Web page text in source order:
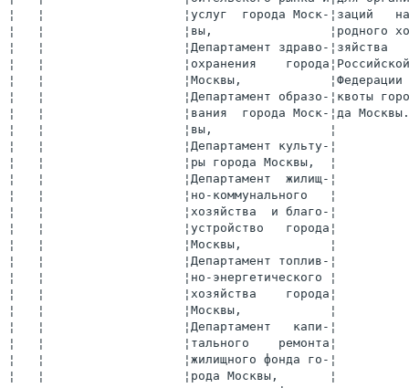
¦   ¦                   ¦рода Москвы,       ¦           ¦        ¦
¦   ¦                   ¦Департамент физиче-¦           ¦        ¦
¦   ¦                   ¦ской   культуры   и¦           ¦        ¦
¦   ¦                   ¦спорта города Моск-¦           ¦        ¦
¦   ¦                   ¦вы,                ¦           ¦        ¦
¦   ¦                   ¦префектуры админис-¦           ¦        ¦
¦   ¦                   ¦тративных   округов¦           ¦        ¦
¦   ¦                   ¦города Москвы      ¦           ¦        ¦
+---+-------------------+-------------------+-----------+--------+
¦21 ¦Направление  в  Де-¦Департамент поддер-¦Ежегодно до¦ 2.6.3. ¦
¦   ¦партамент поддержки¦жки и развития  ма-¦15 февраля ¦        ¦
¦   ¦и развития малого и¦лого   и   среднего¦           ¦        ¦
¦   ¦среднего предприни-¦предпринимательства¦           ¦        ¦
¦   ¦мательства   города¦города Москвы,     ¦           ¦        ¦
¦   ¦Москвы  предложений¦Департамент науки и¦           ¦        ¦
¦   ¦по тематике  обуче-¦промышленной  поли-¦           ¦        ¦
¦   ¦ния персонала субъ-¦тики города Москвы,¦           ¦        ¦
¦   ¦ектов   малого    и¦Департамент  потре-¦           ¦        ¦
¦   ¦среднего предприни-¦бительского рынка и¦           ¦        ¦
¦   ¦мательства, работа-¦услуг  города Моск-¦           ¦        ¦
¦   ¦ющих в соответству-¦вы,                ¦           ¦        ¦
¦   ¦ющих сферах городс-¦Департамент здраво-¦           ¦        ¦
¦   ¦кого  хозяйства,  с¦охранения    города¦           ¦        ¦
¦   ¦целью    разработки¦Москвы,            ¦           ¦        ¦
¦   ¦специальных учебных¦Департамент культу-¦           ¦        ¦
¦   ¦программ           ¦ры города Москвы,  ¦           ¦        ¦
¦   ¦                   ¦Департамент топлив-¦           ¦        ¦
¦   ¦                   ¦но-энергетического ¦           ¦        ¦
¦   ¦                   ¦хозяйства    города¦           ¦        ¦
¦   ¦                   ¦Москвы,            ¦           ¦        ¦
¦   ¦                   ¦Департамент  жилищ-¦           ¦        ¦
¦   ¦                   ¦но-коммунального   ¦           ¦        ¦
¦   ¦                   ¦хозяйства  и благо-¦           ¦        ¦
¦   ¦                   ¦устройства   города¦           ¦        ¦
¦   ¦                   ¦Москвы,            ¦           ¦        ¦
¦   ¦                   ¦Департамент   капи-¦           ¦        ¦
¦   ¦                   ¦тального    ремонта¦           ¦        ¦
¦   ¦                   ¦жилищного фонда го-¦           ¦        ¦
¦   ¦                   ¦рода Москвы,       ¦           ¦        ¦
¦   ¦                   ¦префектуры админис-¦           ¦        ¦
¦   ¦                   ¦тративных   округов¦           ¦        ¦
¦   ¦                   ¦города Москвы      ¦           ¦        ¦
+---+-------------------+-------------------+-----------+--------+
¦22 ¦Разработка    новых¦Департамент поддер-¦ Ежегодно  ¦ 2.6.3. ¦
¦   ¦образовательных    ¦жки и развития  ма-¦           ¦ 2.6.4. ¦
¦   ¦программ,   учебно-¦лого   и   среднего¦           ¦ 2.6.5. ¦
¦   ¦методических  мате-¦предпринимательства¦           ¦        ¦
¦   ¦риалов, пособий,  в¦города Москвы      ¦           ¦        ¦
¦   ¦том числе на элект-¦                   ¦           ¦        ¦
¦   ¦ронных носителях   ¦                   ¦           ¦        ¦
+---+-------------------+-------------------+-----------+--------+
¦23 ¦Размещение информа-¦Департамент поддер-¦ 2010-2012 ¦ 2.6.1. ¦
¦   ¦ции   о  проводимых¦жки и развития  ма-¦    гг.    ¦ 2.6.2. ¦
¦   ¦мероприятиях по об-¦лого   и   среднего¦           ¦        ¦
¦   ¦разовательной  под-¦предпринимательства¦           ¦        ¦
¦   ¦держке  на объектах¦города Москвы,     ¦           ¦        ¦
¦   ¦наружной рекламы  и¦Комитет    рекламы,¦           ¦        ¦
¦   ¦информации в рамках¦информации и оформ-¦           ¦        ¦
¦   ¦решений Межведомст-¦ления города Москвы¦           ¦        ¦
¦   ¦венной     комиссии¦                   ¦           ¦        ¦
¦   ¦Правительства Моск-¦                   ¦           ¦        ¦
¦   ¦вы по вопросам рас-¦                   ¦           ¦        ¦
¦   ¦пространения рекла-¦                   ¦           ¦        ¦
¦   ¦мы                 ¦                   ¦           ¦        ¦
+---+-------------------+-------------------+-----------+--------+
¦24 ¦Освещение  на  мос-¦Департамент поддер-¦ 2010-2012 ¦ 2.6.1. ¦
¦   ¦ковских теле- и ра-¦жки и развития  ма-¦    гг.    ¦ 2.6.2. ¦
¦   ¦диоканалах меропри-¦лого   и   среднего¦           ¦        ¦
¦   ¦ятий  по подготовке¦предпринимательства¦           ¦        ¦
¦   ¦кадров для малого и¦города Москвы,     ¦           ¦        ¦
¦   ¦среднего предприни-¦Пресс-служба Мэра и¦           ¦        ¦
¦   ¦мательства в городе¦Правительства Моск-¦           ¦        ¦
¦   ¦Москве, включая ре-¦вы                 ¦           ¦        ¦
¦   ¦ализацию Государст-¦                   ¦           ¦        ¦
¦   ¦венного плана      ¦                   ¦           ¦        ¦
+---+-------------------+-------------------+-----------+--------+
¦25 ¦Организация городс-¦Департамент образо-¦ Ежегодно  ¦   -    ¦
¦   ¦кого  конкурса   на¦вания  города Моск-¦           ¦        ¦
¦   ¦лучший предпринима-¦вы,                ¦           ¦        ¦
¦   ¦тельский     проект¦Департамент поддер-¦           ¦        ¦
¦   ¦учащейся  и студен-¦жки и развития  ма-¦           ¦        ¦
¦   ¦ческой молодежи    ¦лого   и   среднего¦           ¦        ¦
¦   ¦                   ¦предпринимательства¦           ¦        ¦
¦   ¦                   ¦города Москвы      ¦           ¦        ¦
L---+-------------------+-------------------+-----------+---------



                              Приложение 3
                              к постановлению Правительства Москвы
                              от 4 мая 2010 г. N 353-ПП


                        Внесение изменений
       в приложение 1 к постановлению Правительства Москвы
                  от 4 августа 2009 г. N 724-ПП
       "О Городской целевой программе развития и поддержки
      малого и среднего предпринимательства в городе Москве
                        на 2010-2012 гг."

-----------T-----------------------------------------------------¬
¦Финансовое¦Общий объем финансирования* 111728,3 млн. рублей,    ¦
¦обеспече- ¦в том числе по годам реализации:                     ¦
¦ние Прог- +--------------------T-------T-------T-------T--------+
¦раммы     ¦По источникам       ¦2010   ¦2011   ¦2012   ¦Всего   ¦
¦          ¦финансирования      ¦       ¦       ¦       ¦        ¦
+----------+--------------------+-------+-------+-------+--------+
¦    1     ¦         2          ¦   3   ¦   4   ¦   5   ¦   6    ¦
+----------+--------------------+-------+-------+-------+--------+
¦          ¦Бюджет города Москвы¦ 2310,0¦ 2584,2¦ 2790,9¦  7685,1¦
¦          +--------------------+-------+-------+-------+--------+
¦          ¦В том числе по от-  ¦       ¦       ¦       ¦        ¦
¦          ¦дельным статьям рас-¦       ¦       ¦       ¦        ¦
¦          ¦ходов:              ¦       ¦       ¦       ¦        ¦
¦          +--------------------+-------+-------+-------+--------+
¦          ¦0412 5223202 (бюд-  ¦  160,0¦  100,0¦  100,0¦   360,0¦
¦          ¦жетные инвестиции)  ¦       ¦       ¦       ¦        ¦
¦          +--------------------+-------+-------+-------+--------+
¦          ¦0412 5223202 006    ¦ 1735,6¦ 1985,9¦ 2087,3¦  5808,8¦
¦          ¦(субсидии)          ¦       ¦       ¦       ¦        ¦
¦          +--------------------+-------+-------+-------+--------+
¦          ¦В том числе по      ¦       ¦       ¦       ¦        ¦
¦          ¦отдельным разделам и¦       ¦       ¦       ¦        ¦
¦          ¦статьям расходов (по¦       ¦       ¦       ¦        ¦
¦          ¦кодам бюджетной     ¦       ¦       ¦       ¦        ¦
¦          ¦классификации):     ¦       ¦       ¦       ¦        ¦
¦          ¦162 0412 5223201    ¦  258,6¦  279,3¦  309,1¦   847,0¦
¦          ¦(Создание общих ус- ¦       ¦       ¦       ¦        ¦
¦          ¦ловий для развития  ¦       ¦       ¦       ¦        ¦
¦